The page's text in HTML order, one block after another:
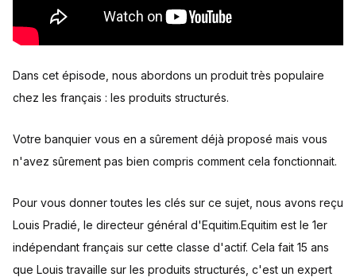
Dans cet épisode, nous abordons un produit très populaire
chez les français : les produits structurés.
Votre banquier vous en a sûrement déjà proposé mais vous
n'avez sûrement pas bien compris comment cela fonctionnait.
Pour vous donner toutes les clés sur ce sujet, nous avons reçu
Louis Pradié, le directeur général d'Equitim.Equitim est le 1er
indépendant français sur cette classe d'actif. Cela fait 15 ans
que Louis travaille sur les produits structurés, c'est un expert